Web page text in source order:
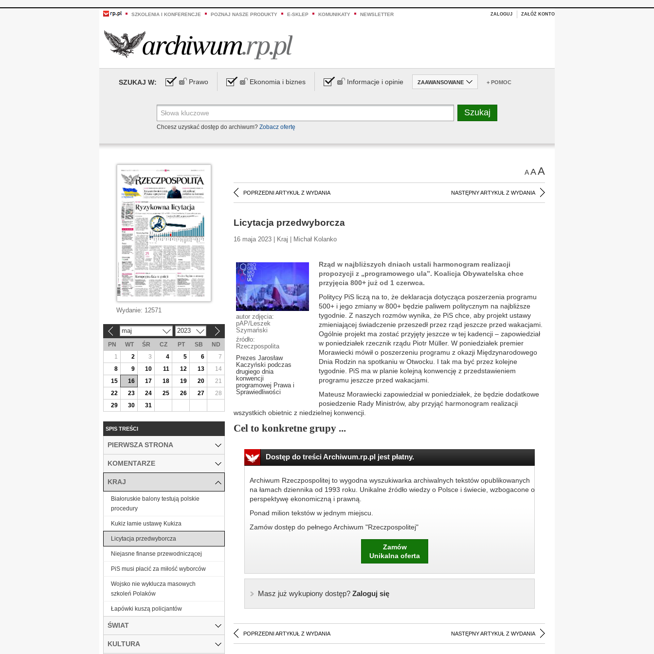
SZKOLENIA I KONFERENCJE POZNAJ NASZE PRODUKTY E-SKLEP KOMUNIKATY NEWSLETTER ZALOGUJ ZAŁÓŻ KONTO
SZUKAJ W: Prawo Ekonomia i biznes Informacje i opinie ZAAWANSOWANE + POMOC
Chcesz uzyskać dostęp do archiwum? Zobacz ofertę
AAA
POPRZEDNI ARTYKUŁ Z WYDANIA NASTĘPNY ARTYKUŁ Z WYDANIA
Licytacja przedwyborcza
16 maja 2023 | Kraj | Michał Kolanko
autor zdjęcia:
pAP/Leszek
Szymański
źródło:
Rzeczpospolita
Prezes Jarosław
Kaczyński podczas
drugiego dnia
konwencji
programowej Prawa i
Sprawiedliwości
Rząd w najbliższych dniach ustali harmonogram realizacji
propozycji z „programowego ula”. Koalicja Obywatelska chce
przyjęcia 800+ już od 1 czerwca.
Politycy PiS liczą na to, że deklaracja dotycząca poszerzenia programu
500+ i jego zmiany w 800+ będzie paliwem politycznym na najbliższe
tygodnie. Z naszych rozmów wynika, że PiS chce, aby projekt ustawy
zmieniającej świadczenie przeszedł przez rząd jeszcze przed wakacjami.
Ogólnie projekt ma zostać przyjęty jeszcze w tej kadencji – zapowiedział
w poniedziałek rzecznik rządu Piotr Müller. W poniedziałek premier
Morawiecki mówił o poszerzeniu programu z okazji Międzynarodowego
Dnia Rodzin na spotkaniu w Otwocku. I tak ma być przez kolejne
tygodnie. PiS ma w planie kolejną konwencję z przedstawieniem
programu jeszcze przed wakacjami.
Mateusz Morawiecki zapowiedział w poniedziałek, że będzie dodatkowe
posiedzenie Rady Ministrów, aby przyjąć harmonogram realizacji
wszystkich obietnic z niedzielnej konwencji.
Cel to konkretne grupy ...
Dostęp do treści Archiwum.rp.pl jest płatny.
Archiwum Rzeczpospolitej to wygodna wyszukiwarka archiwalnych tekstów opublikowanych
na łamach dziennika od 1993 roku. Unikalne źródło wiedzy o Polsce i świecie, wzbogacone o
perspektywę ekonomiczną i prawną.
Ponad milion tekstów w jednym miejscu.
Zamów dostęp do pełnego Archiwum "Rzeczpospolitej"
Zamów
Unikalna oferta
Masz już wykupiony dostęp?Zaloguj się
POPRZEDNI ARTYKUŁ Z WYDANIA NASTĘPNY ARTYKUŁ Z WYDANIA
Wydanie: 12571
maj 2023
PN WT ŚR CZ PT SB
ND
1
2 3 4 5 6
7
8
9 10 11 12 13
14
15
16 17 18 19 20
21
22
23 24 25 26 27
28
29
30 31
SPIS TREŚCI
PIERWSZA STRONA
KOMENTARZE
KRAJ
Białoruskie balony testują polskie
procedury
Kukiz łamie ustawę Kukiza
Licytacja przedwyborcza
Niejasne finanse przewodniczącej
PiS musi płacić za miłość wyborców
Wojsko nie wyklucza masowych
szkoleń Polaków
Łapówki kuszą policjantów
ŚWIAT
KULTURA